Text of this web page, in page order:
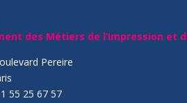
des Métiers de l’Impression et
Pereire
55 25 67 57